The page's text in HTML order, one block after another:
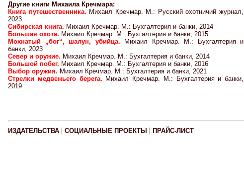
Другие книги Михаила Кречмара:
Книга путешественника. Михаил Кречмар. М.: Русский охотничий журнал,
2023
Сибирская книга. Михаил Кречмар. М.: Бухгалтерия и банки, 2014
Большая охота. Михаил Кречмар. М.: Бухгалтерия и банки, 2015
Мохнатый „бог“, шалун, убийца. Михаил Кречмар. М.: Бухгалтерия и
банки, 2023
Север и оружие. Михаил Кречмар. М.: Бухгалтерия и банки, 2014
Большой побег. Михаил Кречмар. М.: Бухгалтерия и банки, 2016
Выбор оружия. Михаил Кречмар. М.: Бухгалтерия и банки, 2021
Стрелки медвежьего берега. Михаил Кречмар. М.: Бухгалтерия и банки,
2019
ИЗДАТЕЛЬСТВА | СОЦИАЛЬНЫЕ ПРОЕКТЫ | ПРАЙС-ЛИСТ